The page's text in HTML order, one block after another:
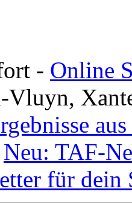
- Online
Vluyn,
Neu: TAF-
für dein